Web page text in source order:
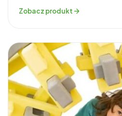
Zobacz produkt